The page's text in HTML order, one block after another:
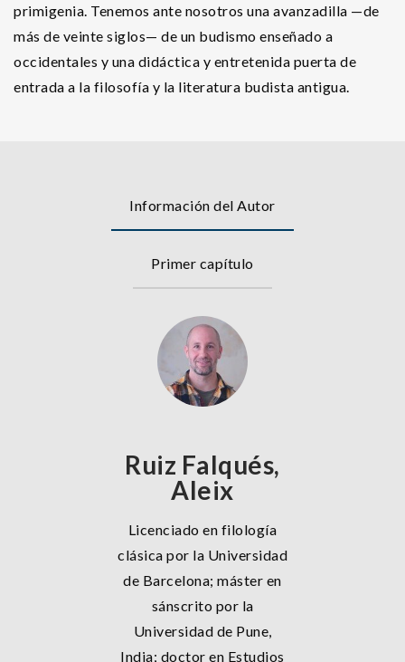
primigenia. Tenemos ante nosotros una avanzadilla —de
más de veinte siglos— de un budismo enseñado a
occidentales y una didáctica y entretenida puerta de
entrada a la filosofía y la literatura budista antigua.
Información del Autor
Primer capítulo
Ruiz Falqués,
Aleix
Licenciado en filología
clásica por la Universidad
de Barcelona; máster en
sánscrito por la
Universidad de Pune,
India; doctor en Estudios